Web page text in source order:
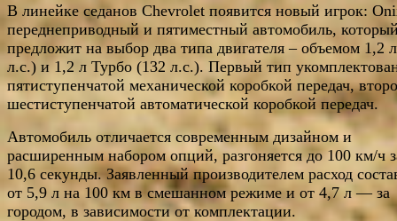
В линейке седанов Chevrolet появится новый игрок:
переднеприводный и пятиместный автомобиль,
предложит на выбор два типа двигателя – объемом 1,2
л.с.) и 1,2 л Турбо (132 л.с.). Первый тип
пятиступенчатой механической коробкой передач,
шестиступенчатой автоматической коробкой передач.
Автомобиль отличается современным дизайном и
расширенным набором опций, разгоняется до 100 км/ч
10,6 секунды. Заявленный производителем расход
от 5,9 л на 100 км в смешанном режиме и от 4,7 л — за
городом, в зависимости от комплектации.